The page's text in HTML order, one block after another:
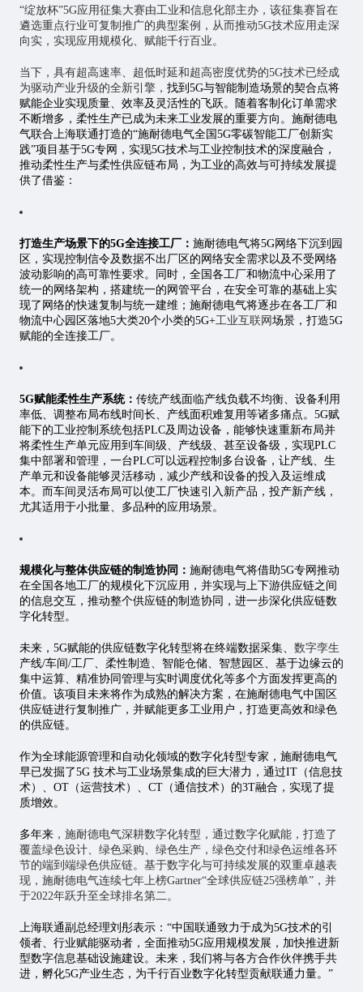
“绽放杯”5G应用征集大赛由工业和信息化部主办，该征集赛旨在
遴选重点行业可复制推广的典型案例，从而推动5G技术应用走深
向实，实现应用规模化、赋能千行百业。
当下，具有超高速率、超低时延和超高密度优势的5G技术已经成
为驱动产业升级的全新引擎， 找到5G与智能制造场景的契合点将
赋能企业实现质量、效率及灵活性的飞跃。随着客制化订单需求
不断增多，柔性生产已成为未来工业发展的重要方向。施耐德电
气联合上海联通打造的“施耐德电气全国5G零碳智能工厂创新实
践”项目基于5G专网，实现5G技术与工业控制技术的深度融合，
推动柔性生产与柔性供应链布局，为工业的高效与可持续发展提
供了借鉴：
打造生产场景下的5G全连接工厂： 施耐德电气将5G网络下沉到园
区，实现控制信令及数据不出厂区的网络安全需求以及不受网络
波动影响的高可靠性要求。同时，全国各工厂和物流中心采用了
统一的网络架构，搭建统一的网管平台，在安全可靠的基础上实
现了网络的快速复制与统一建维；施耐德电气将逐步在各工厂和
物流中心园区落地5大类20个小类的5G+工业互联网 场景，打造5G
赋能的全连接工厂。
5G赋能柔性生产系统： 传统产线面临产线负载不均衡、设备利用
率低、调整布局布线时间长、产线面积难复用等诸多痛点。5G赋
能下的工业控制系统包括PLC及周边设备，能够快速重新布局并
将柔性生产单元应用到车间级、产线级、甚至设备级，实现PLC
集中部署和管理，一台PLC可以远程控制多台设备，让产线、生
产单元和设备能够灵活移动，减少产线和设备的投入及运维成
本。而车间灵活布局可以使工厂快速引入新产品，投产新产线，
尤其适用于小批量、多品种的应用场景。
规模化与整体供应链的制造协同： 施耐德电气将借助5G专网推动
在全国各地工厂的规模化下沉应用，并实现与上下游供应链之间
的信息交互，推动整个供应链的制造协同，进一步深化供应链数
字化转型。
未来，5G赋能的供应链数字化转型将在终端数据采集、 数字孪生
产线/车间/工厂、柔性制造、智能仓储、智慧园区、基于边缘云的
集中运算、精准协同管理与实时调度优化等多个方面发挥更高的
价值。该项目未来将作为成熟的解决方案，在施耐德电气中国区
供应链进行复制推广，并赋能更多工业用户，打造更高效和绿色
的供应链。
作为全球能源管理和自动化领域的数字化转型专家，施耐德电气
早已发掘了5G 技术与工业场景集成的巨大潜力，通过IT（信息技
术）、OT（运营技术）、CT（通信技术）的3T融合，实现了提
质增效。
多年来，施耐德电气深耕数字化转型，通过数字化赋能，打造了
覆盖绿色设计、绿色采购、绿色生产，绿色交付和绿色运维各环
节的端到端绿色供应链。基于数字化与可持续发展的双重卓越表
现，施耐德电气连续七年上榜Gartner“全球供应链25强榜单”，并
于2022年跃升至全球排名第二。
上海联通副总经理刘彤表示：“中国联通致力于成为5G技术的引
领者、行业赋能驱动者，全面推动5G应用规模发展，加快推进新
型数字信息基础设施建设。未来，我们将与各方合作伙伴携手共
进，孵化5G产业生态，为千行百业数字化转型贡献联通力量。”